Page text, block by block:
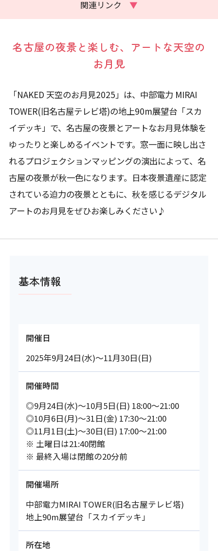
関連リンク
▼
名古屋の夜景と楽しむ、アートな天空の
お月見
「NAKED 天空のお月見2025」は、中部電力 MIRAI
TOWER(旧名古屋テレビ塔)の地上90m展望台「スカ
イデッキ」で、名古屋の夜景とアートなお月見体験を
ゆったりと楽しめるイベントです。窓一面に映し出さ
れるプロジェクションマッピングの演出によって、名
古屋の夜景が秋一色になります。日本夜景遺産に認定
されている迫力の夜景とともに、秋を感じるデジタル
アートのお月見をぜひお楽しみください♪
基本情報
開催日
2025年9月24日(水)～11月30日(日)
開催時間
◎9月24日(水)～10月5日(日) 18:00～21:00
◎10月6日(月)～31日(金) 17:30～21:00
◎11月1日(土)～30日(日) 17:00～21:00
※ 土曜日は21:40閉館
※ 最終入場は閉館の20分前
開催場所
中部電力MIRAI TOWER(旧名古屋テレビ塔)
地上90m展望台「スカイデッキ」
所在地